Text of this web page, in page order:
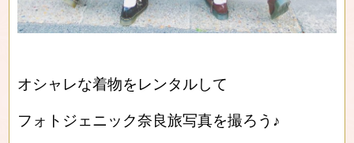
オシャレな着物をレンタルして
フォトジェニック奈良旅写真を撮ろう♪